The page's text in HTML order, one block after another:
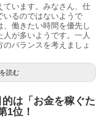
ています。みなさん、仕
いるのではないようで
働きたい時間を優先し
が多いようです。一人
バランスを考えましょ
読む
は「お金を稼ぐた
1位！